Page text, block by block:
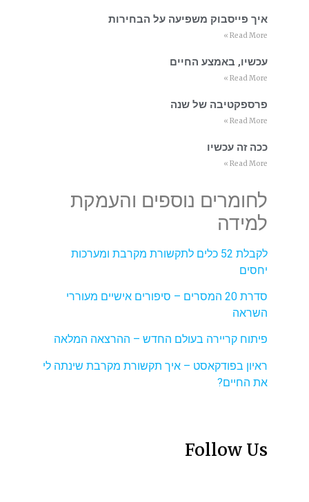
איך פייסבוק משפיעה על הבחירות
Read More »
עכשיו, באמצע החיים
Read More »
פרספקטיבה של שנה
Read More »
ככה זה עכשיו
Read More »
לחומרים נוספים והעמקת
למידה
לקבלת 52 כלים לתקשורת מקרבת ומערכות
יחסים
סדרת 20 המסרים – סיפורים אישיים מעוררי
השראה
פיתוח קריירה בעולם החדש – ההרצאה המלאה
ראיון בפודקאסט – איך תקשורת מקרבת שינתה לי
את החיים?
Follow Us